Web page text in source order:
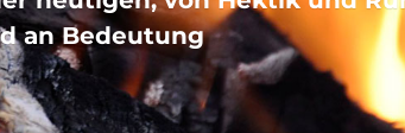
an Bedeutung